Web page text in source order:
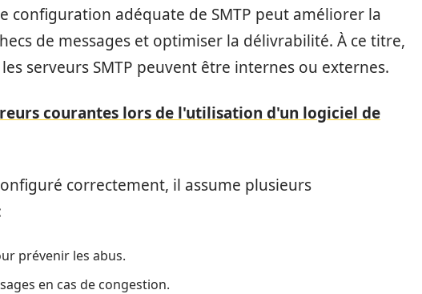
configuration adéquate de SMTP peut améliorer la
de messages et optimiser la délivrabilité. À ce titre,
serveurs SMTP peuvent être internes ou externes.
courantes lors de l'utilisation d'un logiciel de
correctement, il assume plusieurs
prévenir les abus.
en cas de congestion.